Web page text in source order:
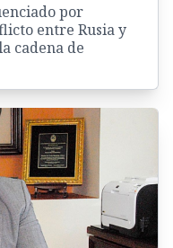
por
entre Rusia y
cadena de